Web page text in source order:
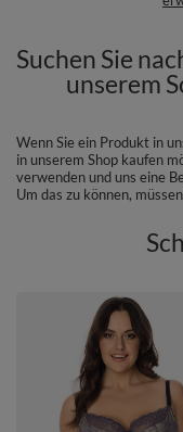
Suchen Sie
unserem
Wenn Sie ein Produkt in
in unserem Shop kaufen
verwenden und uns eine
Um das zu können,